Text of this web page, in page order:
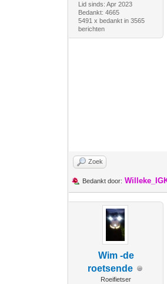
Lid sinds: Apr 2023
Bedankt: 4665
5491 x bedankt in 3565
berichten
Zoek
Bedankt door:
Wim -de
roetsende
Roeifietser